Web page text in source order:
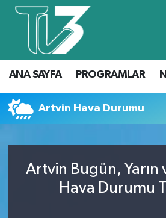
ANA SAYFA PROGRAMLAR
Artvin Hava Durumu
Artvin Bugün, Yarın
Hava Durumu
Foto Galeri
Canlı Yayın
ANA SAYFA
PROGRAMLAR
NASIL İZLERİM?
KÜNYE